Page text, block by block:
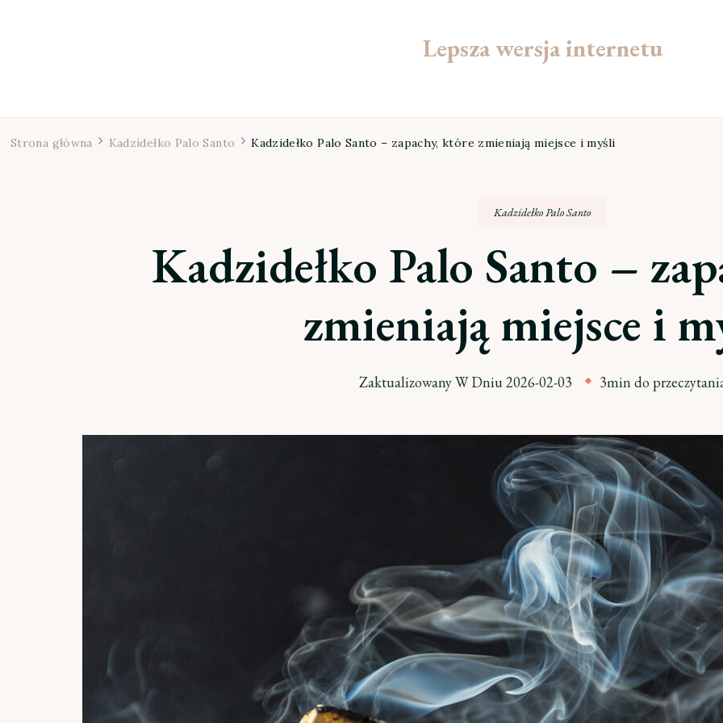
Lepsza wersja internetu
Strona główna Kadzidełko Palo Santo Kadzidełko Palo Santo – zapachy, które zmieniają miejsce i myśli
Kadzidełko Palo Santo
Kadzidełko Palo Santo –
zmieniają miejsce i
Zaktualizowany W Dniu2026-02-03 3min do